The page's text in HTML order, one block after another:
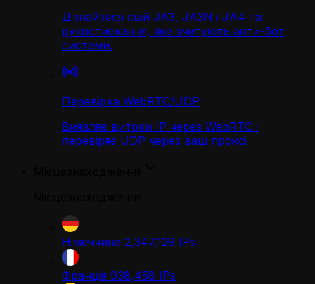
Дізнайтеся свій JA3, JA3N і JA4 та
рукостискання, яке зчитують анти-бот
системи.
Перевірка WebRTC/UDP
Виявляє витоки IP через WebRTC і
перевіряє UDP через ваш проксі
Німеччина 2,347,129 IPs
Франція 938,458 IPs